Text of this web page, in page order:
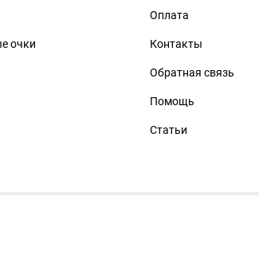
очки
Оплата
Контакты
Обратная связь
Помощь
Статьи